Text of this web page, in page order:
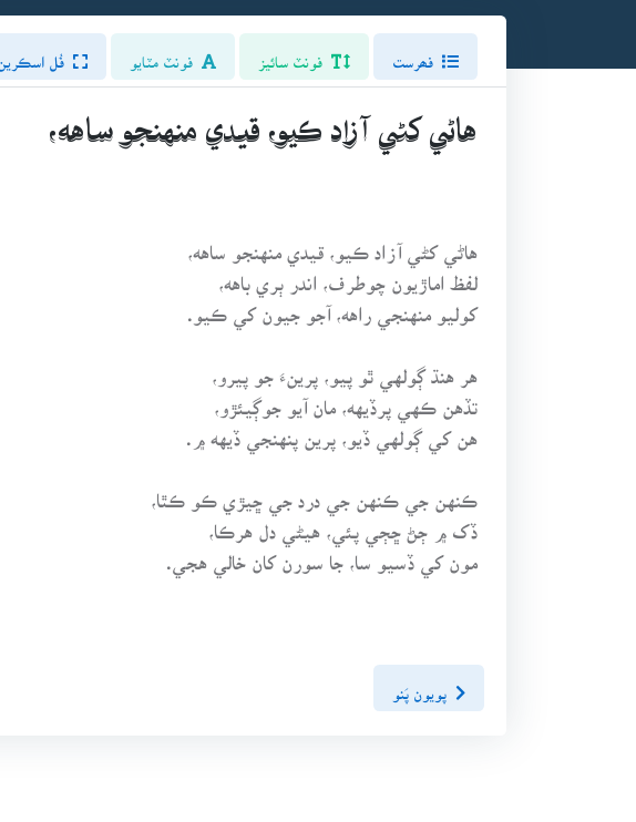
فونٽ سائيز فونٽ مٽايو فُل اسڪرين
هاڻي کڻي آزاد ڪيو، قيدي منهنجو ساهه،
هاڻي کڻي آزاد ڪيو، قيدي منهنجو ساهه،
لفظ اماڙيون چوطرف، اندر ٻري باهه،
کوليو منهنجي راهه، آجو جيون کي ڪيو.
هر هنڌ ڳولهي ٿو پيو، پرينءَ جو پيرو،
تڏهن ڪهي پرڏيهه، مان آيو جوڳيئڙو،
هن کي ڳولهي ڏيو، پرين پنهنجي ڏيهه ۾.
ڪنهن جي ڪنهن جي درد جي ڇيڙي ڪو ڪٿا،
ڏک ۾ ڄڻ ڇڄي پئي، هيڻي دل هرڪا،
مون کي ڏسيو سا، جا سورن کان خالي هجي.
پويون پَنو